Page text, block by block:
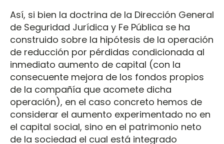
Así, si bien la doctrina de la Dirección General
de Seguridad Jurídica y Fe Pública se ha
construido sobre la hipótesis de la operación
de reducción por pérdidas condicionada al
inmediato aumento de capital (con la
consecuente mejora de los fondos propios
de la compañía que acomete dicha
operación), en el caso concreto hemos de
considerar el aumento experimentado no en
el capital social, sino en el patrimonio neto
de la sociedad el cual está integrado